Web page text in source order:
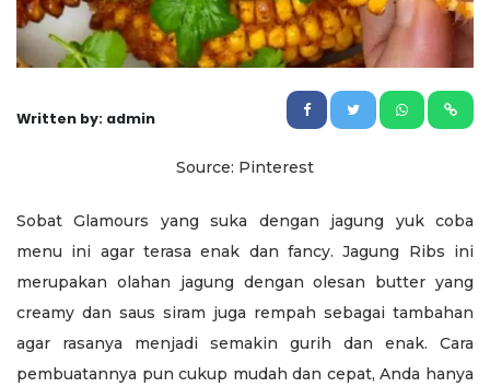
Written by: admin
Source: Pinterest
Sobat Glamours yang suka dengan jagung yuk coba
menu ini agar terasa enak dan fancy. Jagung Ribs ini
merupakan olahan jagung dengan olesan butter yang
creamy dan saus siram juga rempah sebagai tambahan
agar rasanya menjadi semakin gurih dan enak. Cara
pembuatannya pun cukup mudah dan cepat, Anda hanya